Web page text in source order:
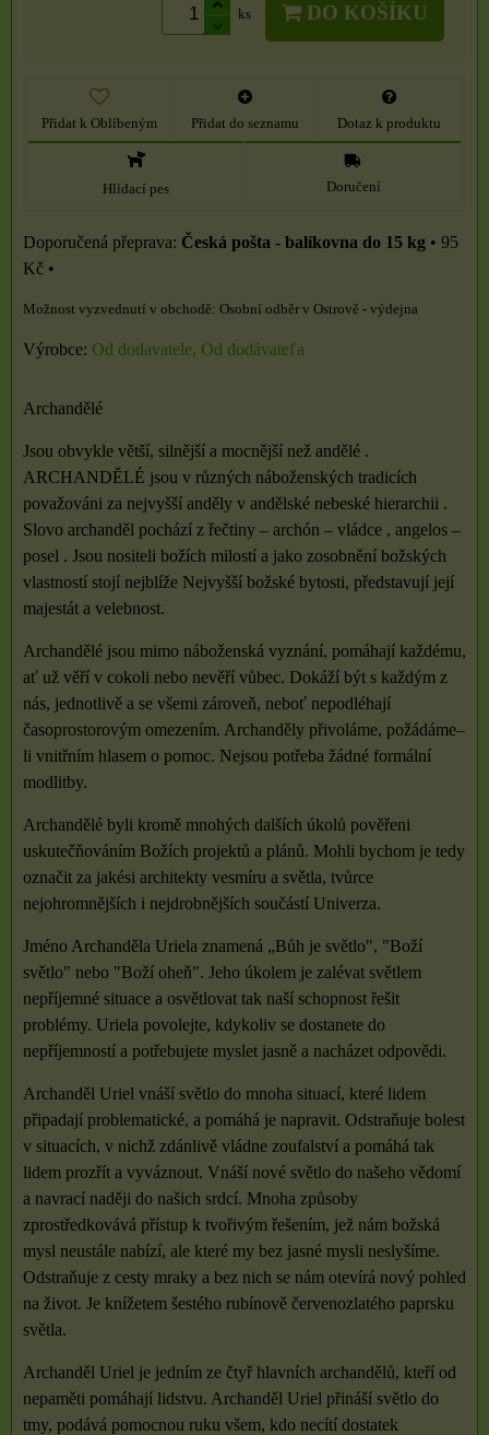
ks DO KOŠÍKU
Přidat k Oblíbeným Přidat do seznamu Dotaz k produktu
Hlídací pes Doručení
Česká pošta - balíkovna do 15 kg • 95
Kč •
Osobní odběr v Ostrově - výdejna
Výrobce: Od dodavatele, Od dodávateľa
Archandělé
Jsou obvykle větší, silnější a mocnější než andělé .
ARCHANDĚLÉ jsou v různých náboženských tradicích
považováni za nejvyšší anděly v andělské nebeské hierarchii .
Slovo archanděl pochází z řečtiny – archón – vládce , angelos –
posel . Jsou nositeli božích milostí a jako zosobnění božských
vlastností stojí nejblíže Nejvyšší božské bytosti, představují její
majestát a velebnost.
Archandělé jsou mimo náboženská vyznání, pomáhají každému,
ať už věří v cokoli nebo nevěří vůbec. Dokáží být s každým z
nás, jednotlivě a se všemi zároveň, neboť nepodléhají
časoprostorovým omezením. Archanděly přivoláme, požádáme–
li vnitřním hlasem o pomoc. Nejsou potřeba žádné formální
modlitby.
Archandělé byli kromě mnohých dalších úkolů pověřeni
uskutečňováním Božích projektů a plánů. Mohli bychom je tedy
označit za jakési architekty vesmíru a světla, tvůrce
nejohromnějších i nejdrobnějších součástí Univerza.
Jméno Archanděla Uriela znamená „Bůh je světlo", "Boží
světlo" nebo "Boží oheň". Jeho úkolem je zalévat světlem
nepříjemné situace a osvětlovat tak naší schopnost řešit
problémy. Uriela povolejte, kdykoliv se dostanete do
nepříjemností a potřebujete myslet jasně a nacházet odpovědi.
Archanděl Uriel vnáší světlo do mnoha situací, které lidem
připadají problematické, a pomáhá je napravit. Odstraňuje bolest
v situacích, v nichž zdánlivě vládne zoufalství a pomáhá tak
lidem prozřít a vyváznout. Vnáší nové světlo do našeho vědomí
a navrací naději do našich srdcí. Mnoha způsoby
zprostředkovává přístup k tvořivým řešením, jež nám božská
mysl neustále nabízí, ale které my bez jasné mysli neslyšíme.
Odstraňuje z cesty mraky a bez nich se nám otevírá nový pohled
na život. Je knížetem šestého rubínově červenozlatého paprsku
světla.
Archanděl Uriel je jedním ze čtyř hlavních archandělů, kteří od
nepaměti pomáhají lidstvu. Archanděl Uriel přináší světlo do
tmy, podává pomocnou ruku všem, kdo necítí dostatek